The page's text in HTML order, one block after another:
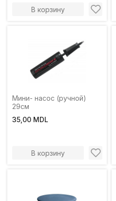
В корзину
Мини- насос (ручной)
29см
35,00 MDL
В корзину